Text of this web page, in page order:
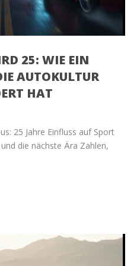
25: WIE EIN
AUTOKULTUR
HAT
25 Jahre Einfluss auf Sport
die nächste Ära Zahlen,